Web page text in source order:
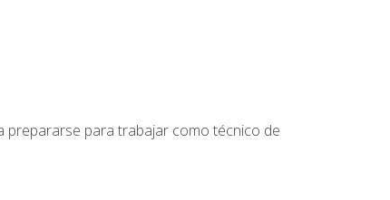
prepararse para trabajar como técnico de